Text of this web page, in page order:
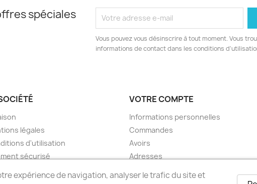
spéciales
Vous pouvez vous désinscrire à tout moment. Vous
informations de contact dans les conditions
légales
d'utilisation
sécurisé
VOTRE COMPTE
Informations personnelles
Commandes
Avoirs
Adresses
expérience de navigation, analyser le trafic du site et